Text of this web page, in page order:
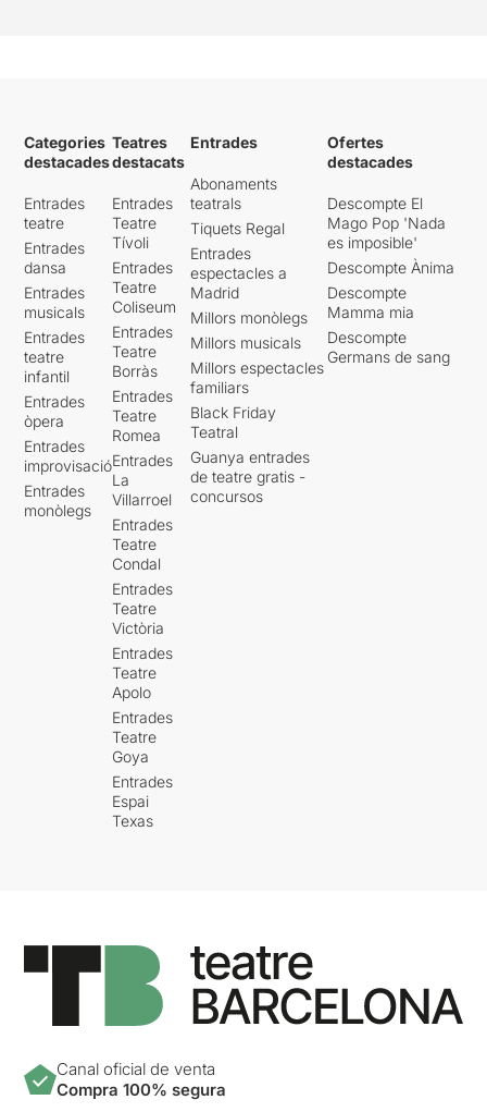
Categories
destacades
Entrades
teatre
Entrades
dansa
Entrades
musicals
Entrades
teatre
infantil
Entrades
òpera
Entrades
improvisació
Entrades
monòlegs
Teatres
destacats
Entrades
Teatre
Tívoli
Entrades
Teatre
Coliseum
Entrades
Teatre
Borràs
Entrades
Teatre
Romea
Entrades
La
Villarroel
Entrades
Teatre
Condal
Entrades
Teatre
Victòria
Entrades
Teatre
Apolo
Entrades
Teatre
Goya
Entrades
Espai
Texas
Entrades
Abonaments
teatrals
Tiquets Regal
Entrades
espectacles a
Madrid
Millors monòlegs
Millors musicals
Millors espectacles
familiars
Black Friday
Teatral
Guanya entrades
de teatre gratis -
concursos
Ofertes
destacades
Descompte El
Mago Pop 'Nada
es imposible'
Descompte Ànima
Descompte
Mamma mia
Descompte
Germans de sang
Canal oficial de venta
Compra 100% segura